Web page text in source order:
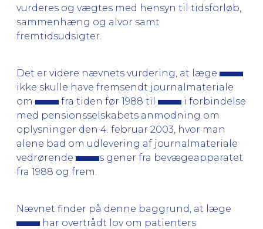
vurderes og vægtes med hensyn til tidsforløb,
sammenhæng og alvor samt
fremtidsudsigter.
Det er videre nævnets vurdering, at læge
ikke skulle have fremsendt journalmateriale
om
fra tiden før 1988 til
i forbindelse
med pensionsselskabets anmodning om
oplysninger den 4. februar 2003, hvor man
alene bad om udlevering af journalmateriale
vedrørende
s gener fra bevægeapparatet
fra 1988 og frem.
Nævnet finder på denne baggrund, at læge
har overtrådt lov om patienters